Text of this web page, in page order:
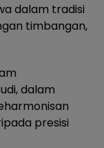
dalam tradisi
timbangan,
dalam
presisi